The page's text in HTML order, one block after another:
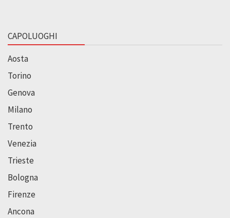
CAPOLUOGHI
Aosta
Torino
Genova
Milano
Trento
Venezia
Trieste
Bologna
Firenze
Ancona